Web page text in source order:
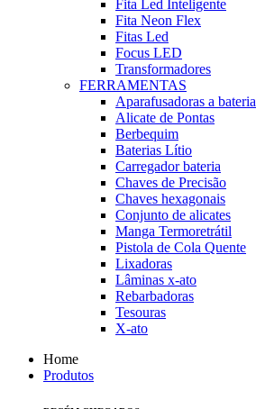
Fita Led Inteligente
Fita Neon Flex
Fitas Led
Focus LED
Transformadores
FERRAMENTAS
Aparafusadoras a bateria
Alicate de Pontas
Berbequim
Baterias Lítio
Carregador bateria
Chaves de Precisão
Chaves hexagonais
Conjunto de alicates
Manga Termoretrátil
Pistola de Cola Quente
Lixadoras
Lâminas x-ato
Rebarbadoras
Tesouras
X-ato
Home
Produtos